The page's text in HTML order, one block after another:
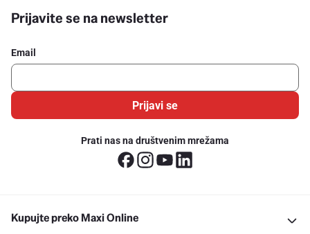
Prijavite se na newsletter
Email
Prijavi se
Prati nas na društvenim mrežama
Kupujte preko Maxi Online